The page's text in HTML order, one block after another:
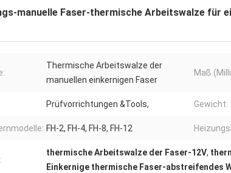
manuelle Faser-thermische Arbeitswalze für
Thermische Arbeitswalze der
manuellen einkernigen Faser
Maß
Prüfvorrichtungen &Tools, Gewicht:
FH-2, FH-4, FH-8, FH-12
thermische Arbeitswalze der Faser-12V,
Einkernige thermische Faser-abstreifendes